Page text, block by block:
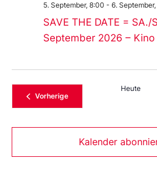
SAVE THE DATE = SA./
September 2026 –
5. September, 8:00 - 6.
VorherigeVeranstaltungen
Heute
Kalender